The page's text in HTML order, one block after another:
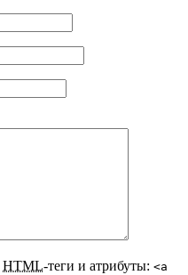
HTML-теги и атрибуты: <a